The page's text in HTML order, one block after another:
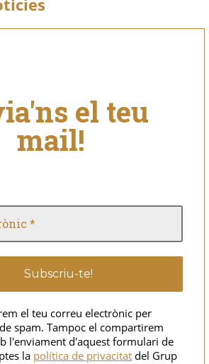
el teu
mail!
el teu correu electrònic per
spam. Tampoc el compartirem
l'enviament d'aquest formulari de
la política de privacitat del Grup